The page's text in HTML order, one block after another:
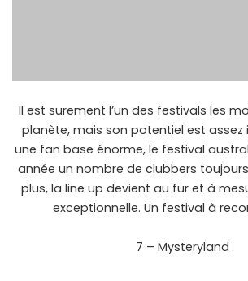
Il est surement l’un des festivals les
planète, mais son potentiel est assez
une fan base énorme, le festival
année un nombre de clubbers
plus, la line up devient au fur et à
exceptionnelle. Un festival à
7 – Mysteryland